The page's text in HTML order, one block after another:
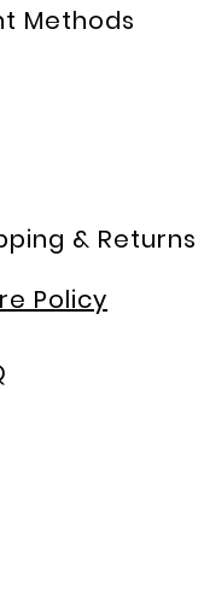
Methods
& Returns
Policy